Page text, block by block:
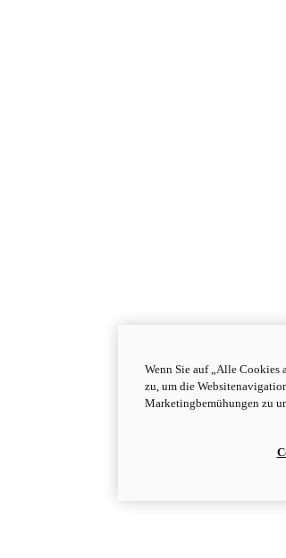
Wenn Sie auf „Alle Cookies
zu, um die
Marketingbemühungen zu